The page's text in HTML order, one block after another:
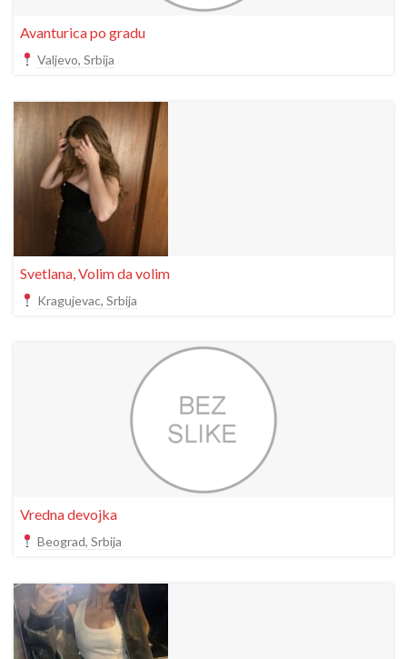
Avanturica po gradu
Valjevo, Srbija
Svetlana, Volim da volim
Kragujevac, Srbija
Vredna devojka
Beograd, Srbija